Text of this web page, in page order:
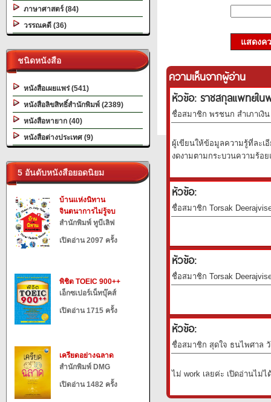
ภาษาศาสตร์ (84)
วรรณคดี (36)
ชนิดหนังสือ
หนังสือเผยแพร่ (541)
หนังสือลิขสิทธิ์สำนักพิมพ์ (2389)
หนังสือหายาก (40)
หนังสือต่างประเทศ (9)
5 อันดับหนังสือยอดนิยม
บ้านแห่งนิทาน
จินตนาการไม่รู้จบ
สำนักพิมพ์ ทูบีเลิฟ
เปิดอ่าน 2097 ครั้ง
พิชิต TOEIC 900++
เอ็กซเปอร์เน็ทบุ๊คส์
เปิดอ่าน 1715 ครั้ง
เครียดอย่างฉลาด
สำนักพิมพ์ DMG
เปิดอ่าน 1482 ครั้ง
แสดงค
ความเห็นจากผู้อ่าน
หัวข้อ: ราชสกุลแพทย์ใน
ชื่อสมาชิก พรชนก สำเภาเงิ
ผู้เขียนให้ข้อมูลความรู้ที่ละเ
งดงามตามกระบวนความร้อย
หัวข้อ:
ชื่อสมาชิก Torsak
หัวข้อ:
ชื่อสมาชิก Torsak
หัวข้อ:
ชื่อสมาชิก สุดใจ ธนไพศาล วั
ไม่ work เลยค่ะ เปิดอ่านไม่ไ